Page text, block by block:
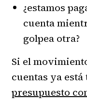
¿estamos
cuenta
golpea otra?
Si el
cuentas ya
presupuesto